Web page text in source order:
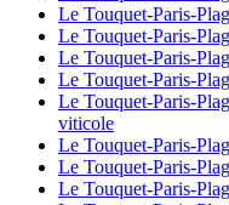
Le Touquet-Paris-
Le Touquet-Paris-
Le Touquet-Paris-
Le Touquet-Paris-
Le Touquet-Paris-
viticole
Le Touquet-Paris-
Le Touquet-Paris-
Le Touquet-Paris-